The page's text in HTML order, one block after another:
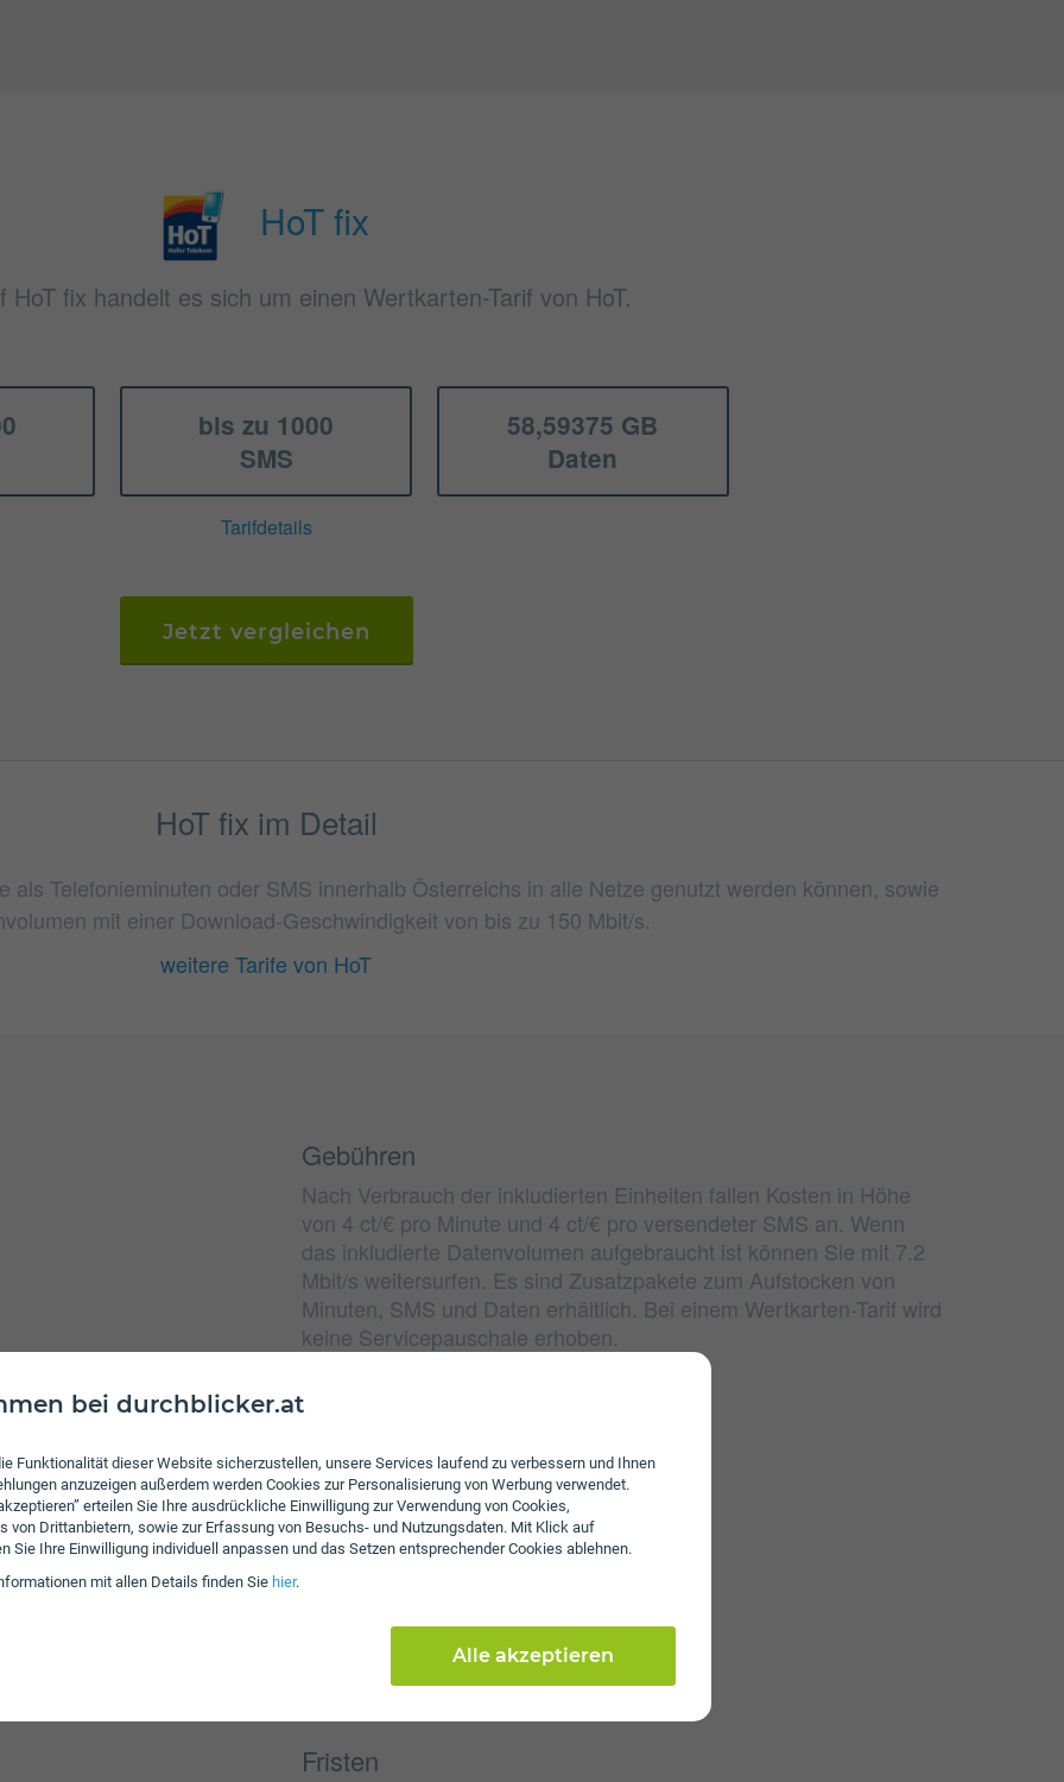
bei durchblicker.at
Funktionalität dieser Website sicherzustellen, unsere Services laufend zu verbessern und Ihnen
anzuzeigen außerdem werden Cookies zur Personalisierung von Werbung verwendet.
erteilen Sie Ihre ausdrückliche Einwilligung zur Verwendung von Cookies,
von Drittanbietern, sowie zur Erfassung von Besuchs- und Nutzungsdaten. Mit Klick auf
Sie Ihre Einwilligung individuell anpassen und das Setzen entsprechender Cookies ablehnen.
mit allen Details finden Sie hier.
Alle akzeptieren
HoT fix
HoT fix handelt es sich um einen Wertkarten-Tarif von HoT.
bis zu 1000
SMS
58,59375 GB
Daten
Tarifdetails
Jetzt vergleichen
HoT fix im Detail
als Telefonieminuten oder SMS innerhalb Österreichs in alle Netze genutzt werden können, sowie
mit einer Download-Geschwindigkeit von bis zu 150 Mbit/s.
weitere Tarife von HoT
Gebühren
Nach Verbrauch der inkludierten Einheiten fallen Kosten in Höhe
von 4 ct/€ pro Minute und 4 ct/€ pro versendeter SMS an. Wenn
das inkludierte Datenvolumen aufgebraucht ist können Sie mit 7.2
Mbit/s weitersurfen. Es sind Zusatzpakete zum Aufstocken von
Minuten, SMS und Daten erhältlich. Bei einem Wertkarten-Tarif wird
keine Servicepauschale erhoben.
erweiterbar.
Sie in unserm
nach Belieben mit
Fristen